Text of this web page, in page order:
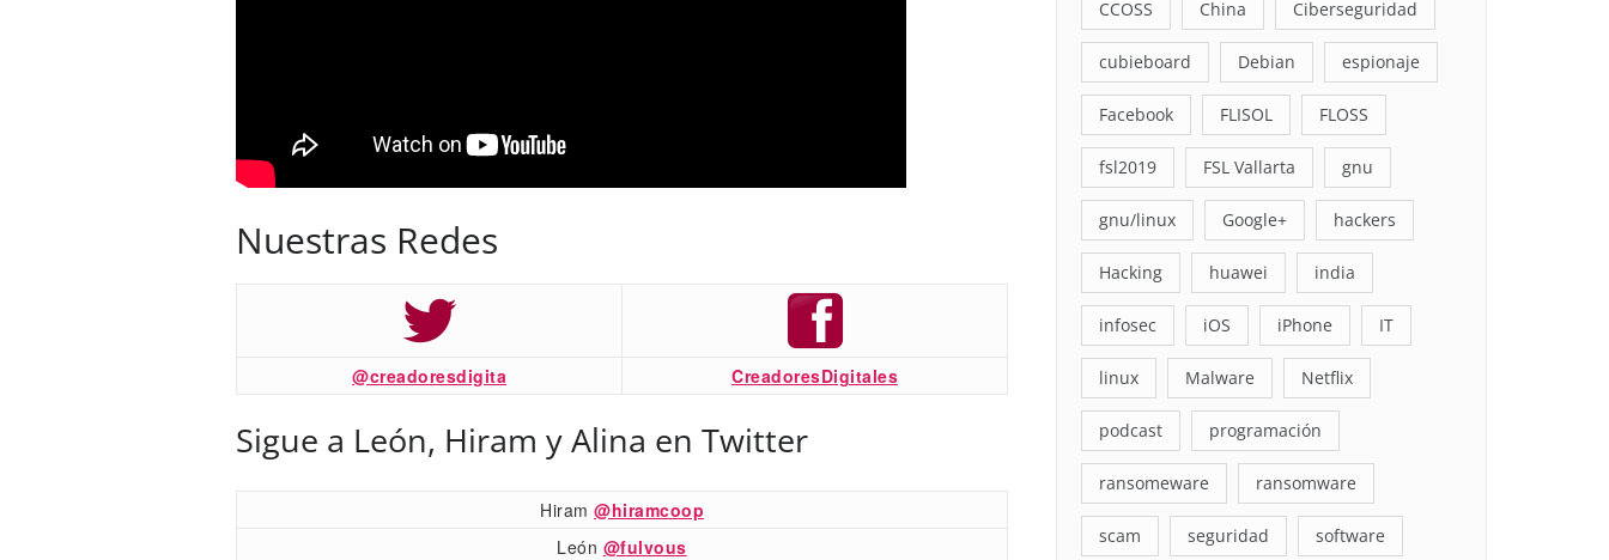
Nuestras Redes
@creadoresdigita CreadoresDigitales
Sigue a León, Hiram y Alina en Twitter
Hiram @hiramcoop
León @fulvous
CCOSS China Ciberseguridad
cubieboard Debian espionaje
Facebook FLISOL FLOSS
fsl2019 FSL Vallarta gnu
gnu/linux Google+ hackers
Hacking huawei india
infosec iOS iPhone IT
linux Malware Netflix
podcast programación
ransomeware ransomware
scam seguridad software